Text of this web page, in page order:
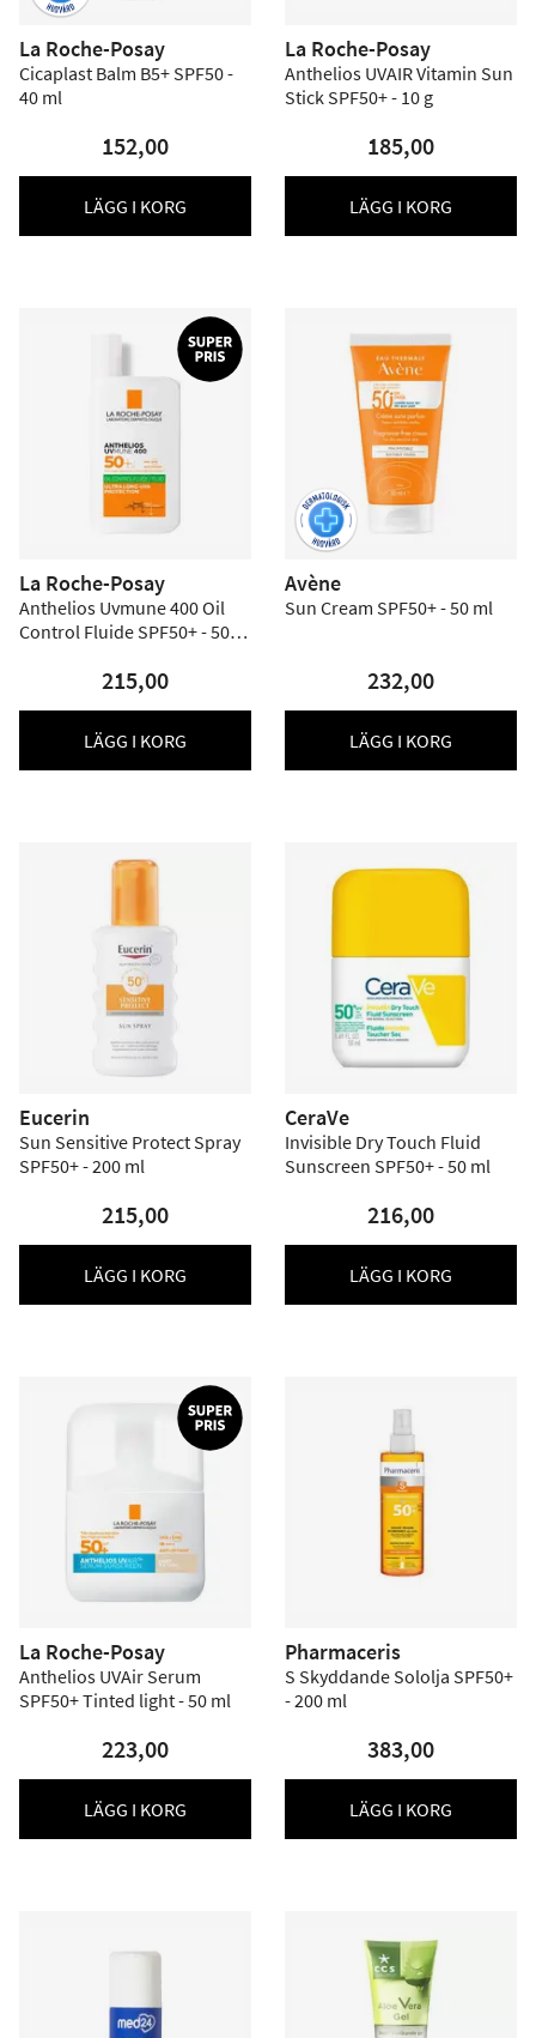
La Roche-Posay
Cicaplast Balm B5+ SPF50 -
40 ml
152,00
LÄGG I KORG
La Roche-Posay
Anthelios UVAIR Vitamin Sun
Stick SPF50+ - 10 g
185,00
LÄGG I KORG
La Roche-Posay
Anthelios Uvmune 400 Oil
Control Fluide SPF50+ - 50
215,00
LÄGG I KORG
Avène
Sun Cream SPF50+ - 50 ml
232,00
LÄGG I KORG
Eucerin
Sun Sensitive Protect Spray
SPF50+ - 200 ml
215,00
LÄGG I KORG
CeraVe
Invisible Dry Touch Fluid
Sunscreen SPF50+ - 50 ml
216,00
LÄGG I KORG
La Roche-Posay
Anthelios UVAir Serum
SPF50+ Tinted light - 50 ml
223,00
LÄGG I KORG
Pharmaceris
S Skyddande Sololja SPF50+
- 200 ml
383,00
LÄGG I KORG